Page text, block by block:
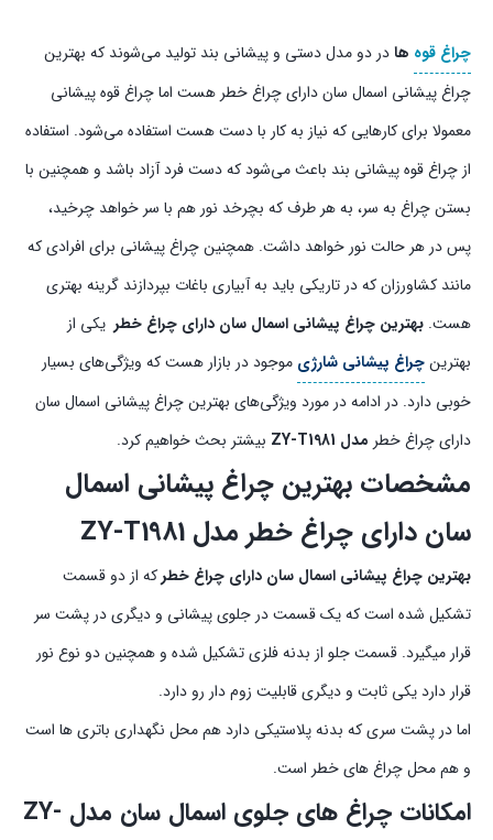
چراغ قوه
در دو مدل دستی و پیشانی بند تولید می‌شوند که بهترین
چراغ پیشانی اسمال سان دارای چراغ خطر هست اما چراغ قوه پیشانی
معمولا برای کارهایی که نیاز به کار با دست هست استفاده می‌شود. استفاده
از چراغ قوه پیشانی بند باعث می‌شود که دست فرد آزاد باشد و همچنین با
بستن چراغ به سر، به هر طرف که بچرخد نور هم با سر خواهد چرخید،
پس در هر حالت نور خواهد داشت. همچنین چراغ پیشانی برای افرادی که
مانند کشاورزان که در تاریکی باید به آبیاری باغات بپردازند گرینه بهتری
هست. بهترین چراغ پیشانی اسمال سان دارای چراغ خطر یکی از
بهترینچراغ پیشانی شارژی موجود در بازار هست که ویژگی‌های بسیار
خوبی دارد. در ادامه در مورد ویژگی‌های بهترین چراغ پیشانی اسمال سان
دارای چراغ خطر مدل ZY-T1981
مشخصات بهترین چراغ پیشانی اسمال
سان دارای چراغ خطر مدل ZY-T1981
بهترین چراغ پیشانی اسمال سان دارای چراغ خطرکه از دو قسمت
تشکیل شده است که یک قسمت در جلوی پیشانی و دیگری در پشت سر
قرار میگیرد. قسمت جلو از بدنه فلزی تشکیل شده و همچنین دو نوع نور
قرار دارد یکی ثابت و دیگری قابلیت زوم دار رو دارد.
اما در پشت سری که بدنه پلاستیکی دارد هم محل نگهداری باتری ها است
و هم محل چراغ های خطر است.
امکانات چراغ های جلوی اسمال سان مدل ZY-